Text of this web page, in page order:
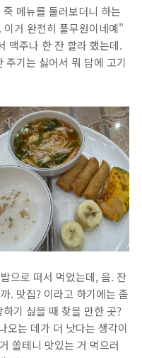
메뉴를 둘러보더니 하는
거 완전히 풀무원이네예"
맥주나 한 잔 할라 했는데.
주기는 싫어서 뭐 담에 고기
으로 떠서 먹었는데, 음. 잔
. 맛집? 이라고 하기에는 좀
기 싫을 때 찾을 만한 곳?
오는 데가 더 낫다는 생각이
쏠테니 맛있는 거 먹으러